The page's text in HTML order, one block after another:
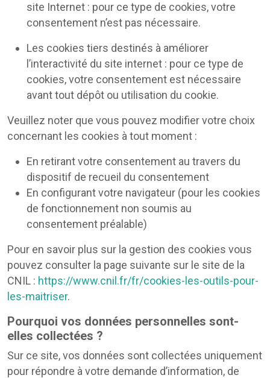
site Internet : pour ce type de cookies, votre
consentement n’est pas nécessaire.
Les cookies tiers destinés à améliorer
l’interactivité du site internet : pour ce type de
cookies, votre consentement est nécessaire
avant tout dépôt ou utilisation du cookie.
Veuillez noter que vous pouvez modifier votre choix
concernant les cookies à tout moment :
En retirant votre consentement au travers du
dispositif de recueil du consentement
En configurant votre navigateur (pour les cookies
de fonctionnement non soumis au
consentement préalable)
Pour en savoir plus sur la gestion des cookies vous
pouvez consulter la page suivante sur le site de la
CNIL : https://www.cnil.fr/fr/cookies-les-outils-pour-
les-maitriser.
Pourquoi vos données personnelles sont-
elles collectées ?
Sur ce site, vos données sont collectées uniquement
pour répondre à votre demande d’information, de